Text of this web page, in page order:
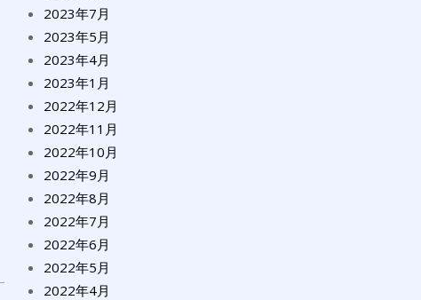
2023年7月
2023年5月
2023年4月
2023年1月
2022年12月
2022年11月
2022年10月
2022年9月
2022年8月
2022年7月
2022年6月
2022年5月
2022年4月